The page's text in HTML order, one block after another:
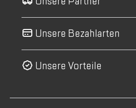
Unsere Bezahlarten
Unsere Vorteile